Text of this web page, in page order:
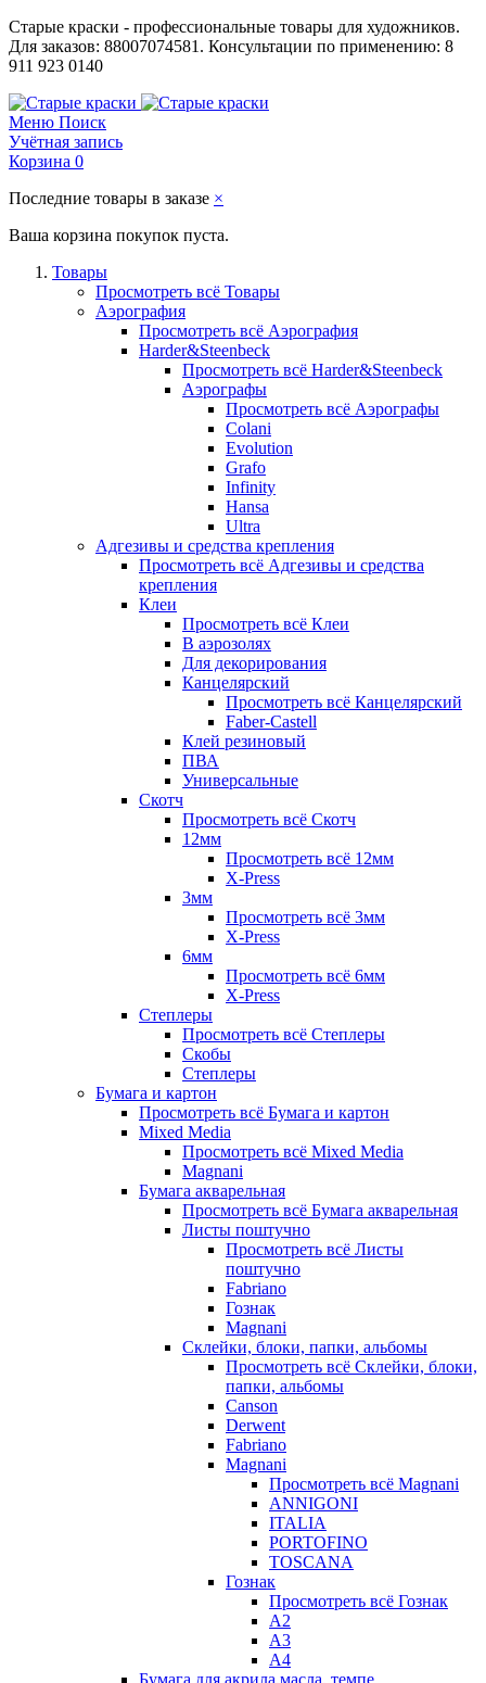
Старые краски - профессиональные товары для художников.
Для заказов: 88007074581. Консультации по применению: 8
911 923 0140
Меню Поиск
Учётная запись
Корзина 0
Последние товары в заказе ×
Ваша корзина покупок пуста.
Товары
Просмотреть всё Товары
Аэрография
Просмотреть всё Аэрография
Harder&Steenbeck
Просмотреть всё Harder&Steenbeck
Аэрографы
Просмотреть всё Аэрографы
Colani
Evolution
Grafo
Infinity
Hansa
Ultra
Адгезивы и средства крепления
Просмотреть всё Адгезивы и средства
крепления
Клеи
Просмотреть всё Клеи
В аэрозолях
Для декорирования
Канцелярский
Просмотреть всё Канцелярский
Faber-Castell
Клей резиновый
ПВА
Универсальные
Скотч
Просмотреть всё Скотч
12мм
Просмотреть всё 12мм
X-Press
3мм
Просмотреть всё 3мм
X-Press
6мм
Просмотреть всё 6мм
X-Press
Степлеры
Просмотреть всё Степлеры
Скобы
Степлеры
Бумага и картон
Просмотреть всё Бумага и картон
Mixed Media
Просмотреть всё Mixed Media
Magnani
Бумага акварельная
Просмотреть всё Бумага акварельная
Листы поштучно
Просмотреть всё Листы
поштучно
Fabriano
Гознак
Magnani
Склейки, блоки, папки, альбомы
Просмотреть всё Склейки, блоки,
папки, альбомы
Canson
Derwent
Fabriano
Magnani
Просмотреть всё Magnani
ANNIGONI
ITALIA
PORTOFINO
TOSCANA
Гознак
Просмотреть всё Гознак
А2
А3
А4
Бумага для акрила,масла, темпе